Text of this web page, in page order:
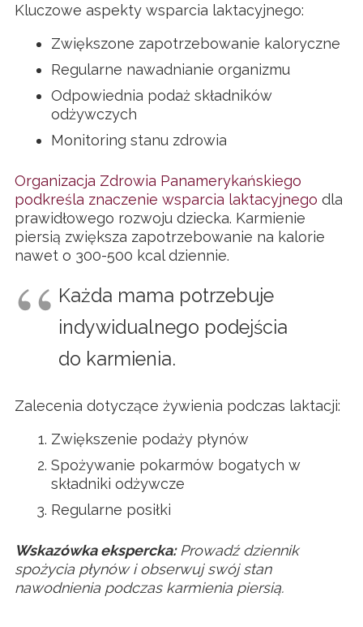
Kluczowe aspekty wsparcia laktacyjnego:
Zwiększone zapotrzebowanie kaloryczne
Regularne nawadnianie organizmu
Odpowiednia podaż składników
odżywczych
Monitoring stanu zdrowia
Organizacja Zdrowia Panamerykańskiego
podkreśla znaczenie wsparcia laktacyjnego dla
prawidłowego rozwoju dziecka. Karmienie
piersią zwiększa zapotrzebowanie na kalorie
nawet o 300-500 kcal dziennie.
Każda mama potrzebuje
indywidualnego podejścia
do karmienia.
Zalecenia dotyczące żywienia podczas laktacji:
Zwiększenie podaży płynów
Spożywanie pokarmów bogatych w
składniki odżywcze
Regularne posiłki
Wskazówka ekspercka: Prowadź dziennik
spożycia płynów i obserwuj swój stan
nawodnienia podczas karmienia piersią.